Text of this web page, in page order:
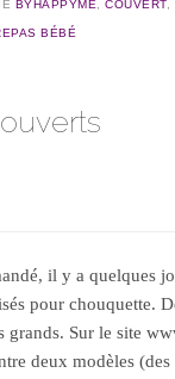
BYHAPPYME ,COUVERT,
BÉBÉ
il y a quelques
pour chouquette.
grands. Sur le site
deux modèles